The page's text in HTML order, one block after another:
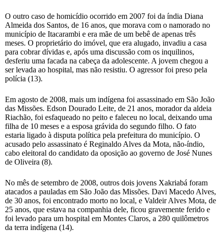
O outro caso de homicídio ocorrido em 2007 foi da índia Diana
Almeida dos Santos, de 16 anos, que morava com o namorado no
município de Itacarambi e era mãe de um bebê de apenas três
meses. O proprietário do imóvel, que era alugado, invadiu a casa
para cobrar dívidas e, após uma discussão com os inquilinos,
desferiu uma facada na cabeça da adolescente. A jovem chegou a
ser levada ao hospital, mas não resistiu. O agressor foi preso pela
polícia (13).
Em agosto de 2008, mais um indígena foi assassinado em São João
das Missões. Edson Dourado Leite, de 21 anos, morador da aldeia
Riachão, foi esfaqueado no peito e faleceu no local, deixando uma
filha de 10 meses e a esposa grávida do segundo filho. O fato
estaria ligado à disputa política pela prefeitura do município. O
acusado pelo assassinato é Reginaldo Alves da Mota, não-índio,
cabo eleitoral do candidato da oposição ao governo de José Nunes
de Oliveira (8).
No mês de setembro de 2008, outros dois jovens Xakriabá foram
atacados a pauladas em São João das Missões. Davi Macedo Alves,
de 30 anos, foi encontrado morto no local, e Valdeir Alves Mota, de
25 anos, que estava na companhia dele, ficou gravemente ferido e
foi levado para um hospital em Montes Claros, a 280 quilômetros
da terra indígena (14).